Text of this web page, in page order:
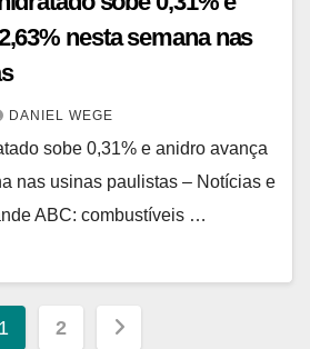
nesta semana nas
DANIEL WEGE
sobe 0,31% e anidro avança
nas usinas paulistas – Notícias e
ABC: combustíveis …
1 2